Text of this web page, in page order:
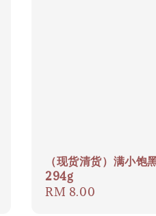
（现货清货）满小饱
294g
Regular
RM 8.00